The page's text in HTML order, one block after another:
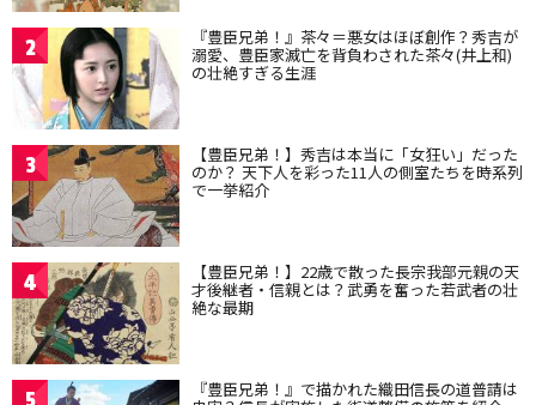
2 『豊臣兄弟！』茶々＝悪女はほぼ創作？秀吉が
溺愛、豊臣家滅亡を背負わされた茶々(井上和)
の壮絶すぎる生涯
3 【豊臣兄弟！】秀吉は本当に「女狂い」だった
のか？ 天下人を彩った11人の側室たちを時系列
で一挙紹介
4 【豊臣兄弟！】22歳で散った長宗我部元親の天
才後継者・信親とは？武勇を奮った若武者の壮
絶な最期
『豊臣兄弟！』で描かれた織田信長の道普請は